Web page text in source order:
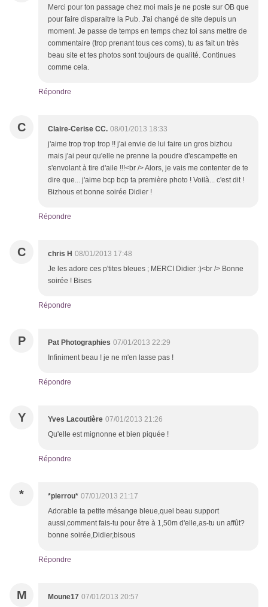
Merci pour ton passage chez moi mais je ne poste sur OB que
pour faire disparaitre la Pub. J'ai changé de site depuis un
moment. Je passe de temps en temps chez toi sans mettre de
commentaire (trop prenant tous ces coms), tu as fait un très
beau site et tes photos sont toujours de qualité. Continues
comme cela.
Répondre
C Claire-Cerise CC. 08/01/2013 18:33
j'aime trop trop trop !! j'ai envie de lui faire un gros bizhou
mais j'ai peur qu'elle ne prenne la poudre d'escampette en
s'envolant à tire d'aile !!!<br /> Alors, je vais me contenter de te
dire que... j'aime bcp bcp ta première photo ! Voilà... c'est dit !
Bizhous et bonne soirée Didier !
Répondre
C chris H 08/01/2013 17:48
Je les adore ces p'tites bleues ; MERCI Didier :)<br /> Bonne
soirée ! Bises
Répondre
P Pat Photographies 07/01/2013 22:29
Infiniment beau ! je ne m'en lasse pas !
Répondre
Y Yves Lacoutière 07/01/2013 21:26
Qu'elle est mignonne et bien piquée !
Répondre
* *pierrou* 07/01/2013 21:17
Adorable ta petite mésange bleue,quel beau support
aussi,comment fais-tu pour être à 1,50m d'elle,as-tu un affût?
bonne soirée,Didier,bisous
Répondre
M Moune17 07/01/2013 20:57